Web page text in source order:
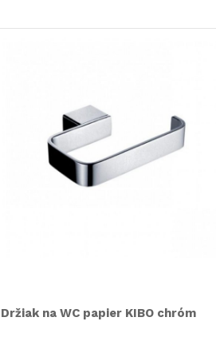
Držiak na WC papier KIBO chróm